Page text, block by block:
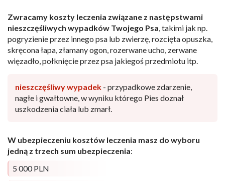
Zwracamy koszty leczenia związane z następstwami
nieszczęśliwych wypadków Twojego Psa, takimi jak np.
pogryzienie przez innego psa lub zwierzę, rozcięta opuszka,
skręcona łapa, złamany ogon, rozerwane ucho, zerwane
więzadło, połknięcie przez psa jakiegoś przedmiotu itp.
nieszczęśliwy wypadek - przypadkowe zdarzenie,
nagłe i gwałtowne, w wyniku którego Pies doznał
uszkodzenia ciała lub zmarł.
W ubezpieczeniu kosztów leczenia masz do wyboru
jedną z trzech sum ubezpieczenia:
5 000 PLN